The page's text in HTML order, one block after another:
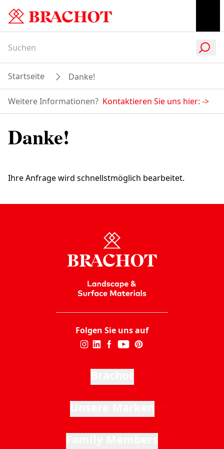
Startseite Danke!
Weitere Informationen? Kontaktieren Sie uns hier: ->
Danke!
Ihre Anfrage wird schnellstmöglich bearbeitet.
Folgen Sie uns auf